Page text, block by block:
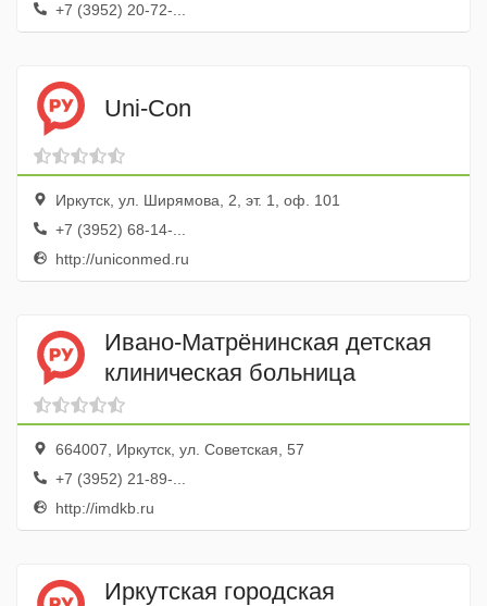
+7 (3952) 20-72-...
Uni-Con
Иркутск, ул. Ширямова, 2, эт. 1, оф. 101
+7 (3952) 68-14-...
http://uniconmed.ru
Ивано-Матрёнинская детская
клиническая больница
664007, Иркутск, ул. Советская, 57
+7 (3952) 21-89-...
http://imdkb.ru
Иркутская городская